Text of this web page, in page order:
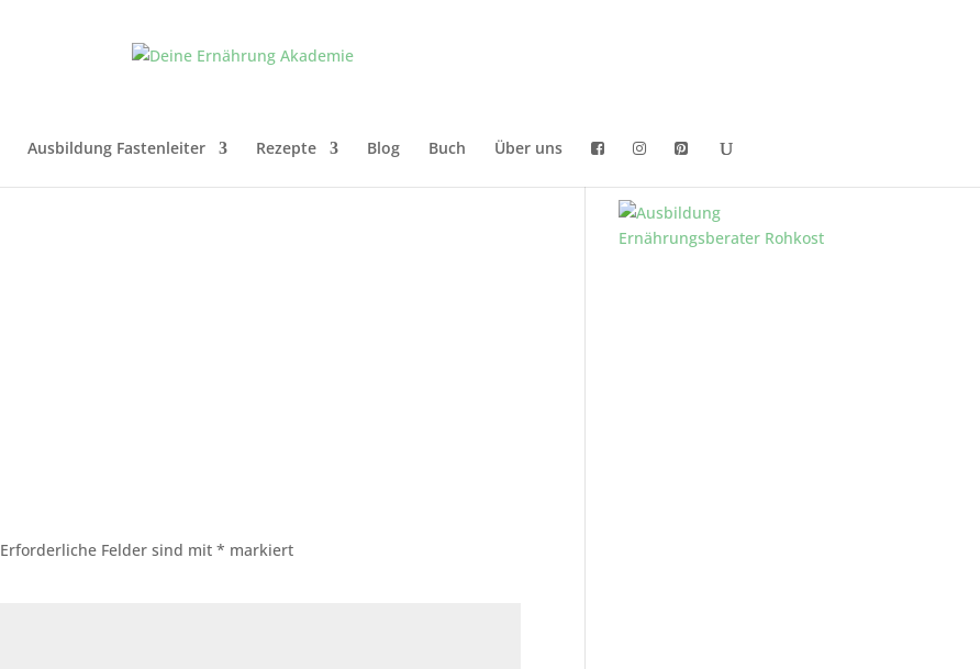
Ausbildung Fastenleiter Rezepte Blog Buch Über uns
Erforderliche Felder sind mit* markiert